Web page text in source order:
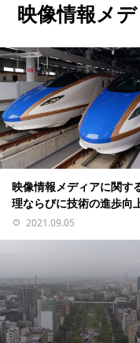
映像情報メ
映像情報メディアに関す
理ならびに技術の進歩向
2021.09.05